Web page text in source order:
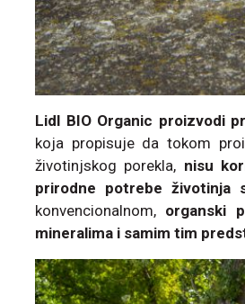
Lidl BIO Organic proizvodi
koja propisuje da tokom
životinjskog porekla, nisu
prirodne potrebe životinja
konvencionalnom, organski
mineralima i samim tim